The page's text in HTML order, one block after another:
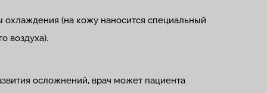
(на кожу наносится специальный
воздуха).
осложнений, врач может пациента